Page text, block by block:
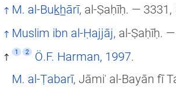
M. al-Buk̲h̲ārī, al-Ṣaḥīḥ. — 3331,
Muslim ibn al-Ḥajjāj, al-Ṣaḥīḥ.
1 2 Ö.F. Harman, 1997.
M. al-Ṭabarī, Jāmiʿ al-Bayān fī